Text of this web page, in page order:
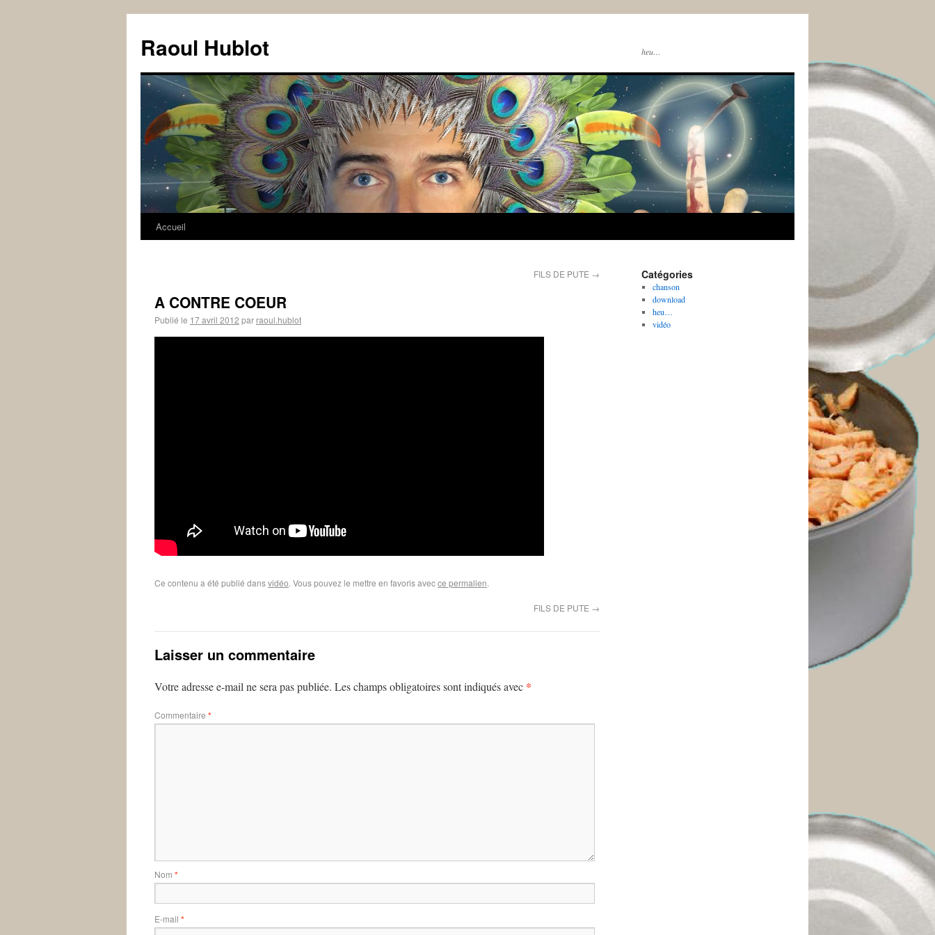
Raoul Hublot heu…
Accueil
FILS DE PUTE →
A CONTRE COEUR
Publié le 17 avril 2012 par raoul.hublot
Ce contenu a été publié dansvidéo. Vous pouvez le mettre en favoris avecce permalien.
FILS DE PUTE →
Laisser un commentaire
Votre adresse e-mail ne sera pas publiée. Les champs obligatoires sont indiqués avec *
Commentaire *
Nom *
E-mail *
Catégories
chanson
download
heu…
vidéo